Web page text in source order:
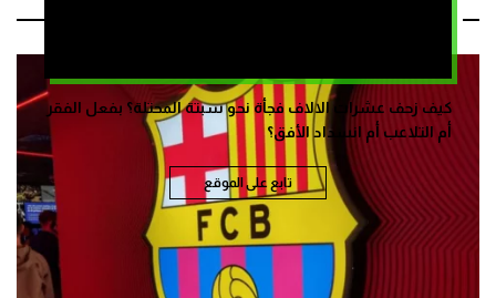
كيف زحف عشرات الالاف فجأة نحو سبتة المحتلة؟ بفعل الفقر
أم التلاعب أم انسداد الأفق؟
تابع على الموقع